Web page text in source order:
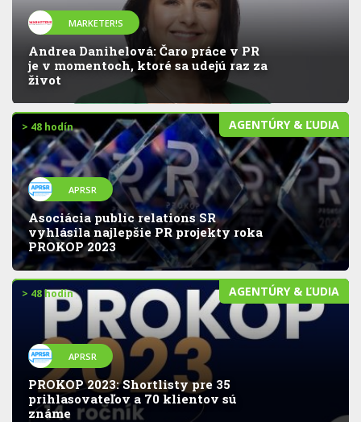
MARKETER!S
Andrea Danihelová: Čaro práce v PR
je v momentoch, ktoré sa udejú raz za
život
AGENTÚRY & ĽUDIA
> 48 hodín
APRSR
Asociácia public relations SR
vyhlásila najlepšie PR projekty roka
PROKOP 2023
AGENTÚRY & ĽUDIA
> 48 hodín
APRSR
PROKOP 2023: Shortlisty pre 35
prihlasovateľov a 70 klientov sú
známe